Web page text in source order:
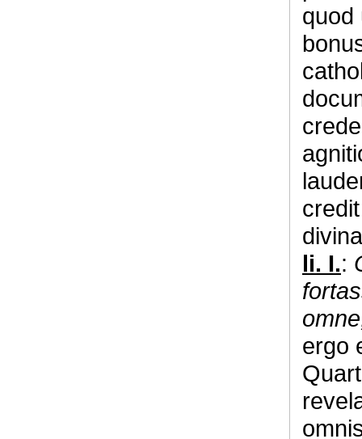
quod
li. I.:
ergo